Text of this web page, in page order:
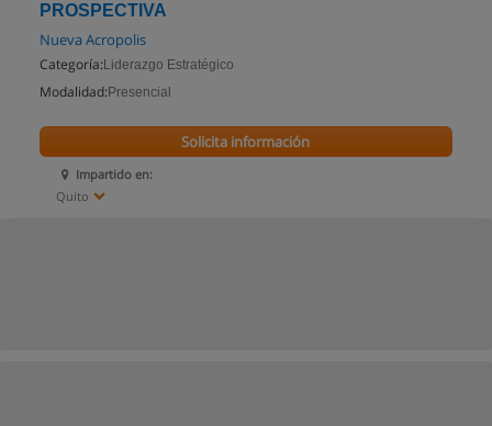
PROSPECTIVA
Nueva Acropolis
Categoría: Liderazgo Estratégico
Modalidad: Presencial
Impartido en:
Quito
Solicita información